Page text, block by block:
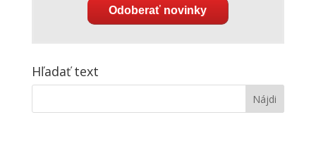
Odoberať novinky
Hľadať text